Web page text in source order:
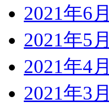
2021年6月
2021年5月
2021年4月
2021年3月